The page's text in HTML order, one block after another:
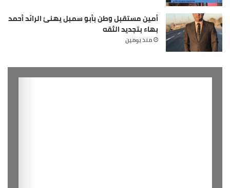
أمين مستقبل وطن بأبو سمبل يهنئ الرائد أحمد
بهاء بتجديد الثقه
منذ يومين